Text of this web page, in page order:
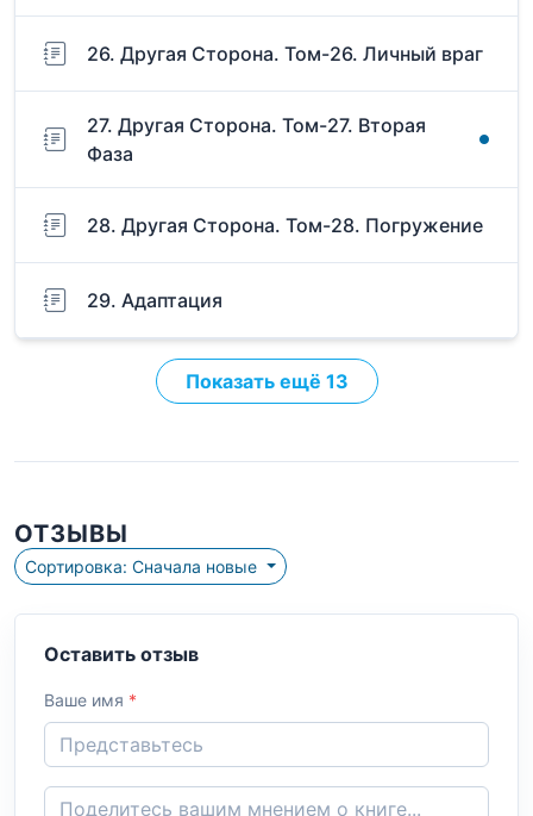
26. Другая Сторона. Том-26. Личный враг
27. Другая Сторона. Том-27. Вторая
Фаза
28. Другая Сторона. Том-28. Погружение
29. Адаптация
Показать ещё 13
ОТЗЫВЫ
Сортировка: Сначала новые
Оставить отзыв
Ваше имя *